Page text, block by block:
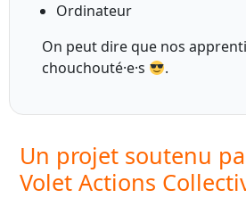
Ordinateur
On peut dire que nos
chouchouté·e·s
.
Un projet soutenu
Volet Actions